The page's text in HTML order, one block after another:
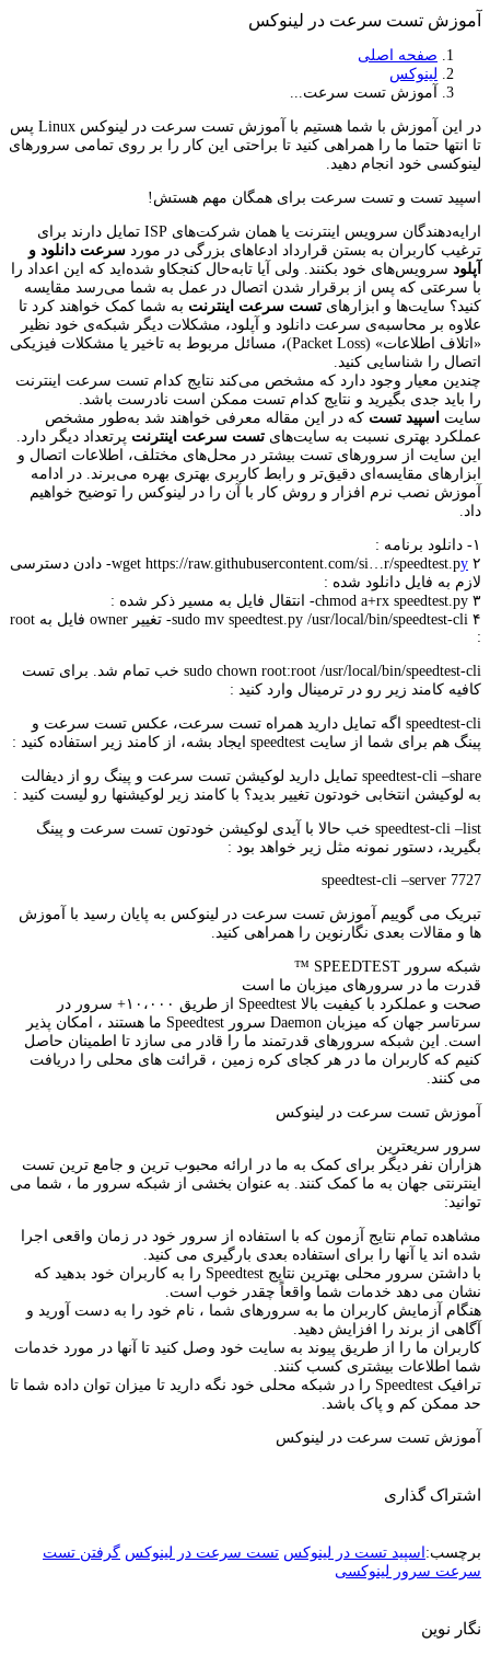
آموزش تست سرعت در لینوکس
صفحه اصلی
لینوکس
آموزش تست سرعت...
در این آموزش با شما هستیم با آموزش تست سرعت در لینوکس Linux پس
تا انتها حتما ما را همراهی کنید تا براحتی این کار را بر روی تمامی سرورهای
لینوکسی خود انجام دهید.
اسپید تست و تست سرعت برای همگان مهم هستش!
ارایه‌دهندگان سرویس اینترنت یا همان شرکت‌های ISP تمایل دارند برای
ترغیب کاربران به بستن قرارداد ادعاهای بزرگی در مورد سرعت دانلود و
آپلود سرویس‌های خود بکنند. ولی آیا تابه‌حال کنجکاو شده‌اید که این اعداد را
با سرعتی که پس از برقرار شدن اتصال در عمل به شما می‌رسد مقایسه
کنید؟ سایت‌ها و ابزارهای تست سرعت اینترنت به شما کمک خواهند کرد تا
علاوه بر محاسبه‌ی سرعت دانلود و آپلود، مشکلات دیگر شبکه‌ی خود نظیر
«اتلاف اطلاعات» (Packet Loss)، مسائل مربوط به تاخیر یا مشکلات فیزیکی
اتصال را شناسایی کنید.
چندین معیار وجود دارد که مشخص می‌کند نتایج کدام تست سرعت اینترنت
را باید جدی بگیرید و نتایج کدام تست ممکن است نادرست باشد.
سایت اسپید تست که در این مقاله معرفی خواهند شد به‌طور مشخص
عملکرد بهتری نسبت به سایت‌های تست سرعت اینترنت پرتعداد دیگر دارد.
این سایت‌ از سرورهای تست بیشتر در محل‌های مختلف، اطلاعات اتصال و
ابزارهای مقایسه‌ای دقیق‌تر و رابط کاربری بهتری بهره می‌برند. در ادامه
آموزش نصب نرم افزار و روش کار با آن را در لینوکس را توضیح خواهیم
داد.
۱- دانلود برنامه :
wget https://raw.githubusercontent.com/si…r/speedtest.py
۲- دادن دسترسی
لازم به فایل دانلود شده :
chmod a+rx speedtest.py ۳- انتقال فایل به مسیر ذکر شده :
sudo mv speedtest.py /usr/local/bin/speedtest-cli ۴- تغییر owner فایل به root
:
sudo chown root:root /usr/local/bin/speedtest-cli خب تمام شد. برای تست
کافیه کامند زیر رو در ترمینال وارد کنید :
speedtest-cli اگه تمایل دارید همراه تست سرعت، عکس تست سرعت و
پینگ هم برای شما از سایت speedtest ایجاد بشه، از کامند زیر استفاده کنید :
speedtest-cli –share تمایل دارید لوکیشن تست سرعت و پینگ رو از دیفالت
به لوکیشن انتخابی خودتون تغییر بدید؟ با کامند زیر لوکیشنها رو لیست کنید :
speedtest-cli –list خب حالا با آیدی لوکیشن خودتون تست سرعت و پینگ
بگیرید، دستور نمونه مثل زیر خواهد بود :
speedtest-cli –server 7727
تبریک می گوییم آموزش تست سرعت در لینوکس به پایان رسید با آموزش
ها و مقالات بعدی نگارنوین را همراهی کنید.
شبکه سرور SPEEDTEST ™
قدرت ما در سرورهای میزبان ما است
صحت و عملکرد با کیفیت بالا Speedtest از طریق ۱۰،۰۰۰+ سرور در
سرتاسر جهان که میزبان Daemon سرور Speedtest ما هستند ، امکان پذیر
است. این شبکه سرورهای قدرتمند ما را قادر می سازد تا اطمینان حاصل
کنیم که کاربران ما در هر کجای کره زمین ، قرائت های محلی را دریافت
می کنند.
آموزش تست سرعت در لینوکس
سرور سریعترین
هزاران نفر دیگر برای کمک به ما در ارائه محبوب ترین و جامع ترین تست
اینترنتی جهان به ما کمک کنند. به عنوان بخشی از شبکه سرور ما ، شما می
توانید:
مشاهده تمام نتایج آزمون که با استفاده از سرور خود در زمان واقعی اجرا
شده اند یا آنها را برای استفاده بعدی بارگیری می کنید.
با داشتن سرور محلی بهترین نتایج Speedtest را به کاربران خود بدهید که
نشان می دهد خدمات شما واقعاً چقدر خوب است.
هنگام آزمایش کاربران ما به سرورهای شما ، نام خود را به دست آورید و
آگاهی از برند را افزایش دهید.
کاربران ما را از طریق پیوند به سایت خود وصل کنید تا آنها در مورد خدمات
شما اطلاعات بیشتری کسب کنند.
ترافیک Speedtest را در شبکه محلی خود نگه دارید تا میزان توان داده شما تا
حد ممکن کم و پاک باشد.
آموزش تست سرعت در لینوکس
اشتراک گذاری
برچسب: اسپید تست در لینوکس تست سرعت در لینوکس گرفتن تست
سرعت سرور لینوکسی
نگار نوین